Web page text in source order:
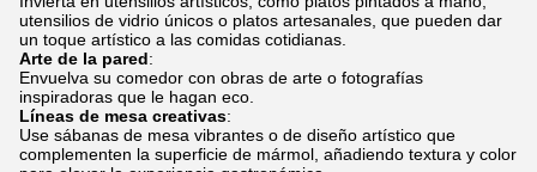
utensilios de vidrio únicos o platos artesanales, que pueden dar
un toque artístico a las comidas cotidianas.
Arte de la pared:
Envuelva su comedor con obras de arte o fotografías
inspiradoras que le hagan eco.
Líneas de mesa creativas:
Use sábanas de mesa vibrantes o de diseño artístico que
complementen la superficie de mármol, añadiendo textura y color